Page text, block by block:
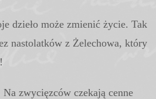
dzieło może zmienić życie. Tak
nastolatków z Żelechowa, który
zwycięzców czekają cenne